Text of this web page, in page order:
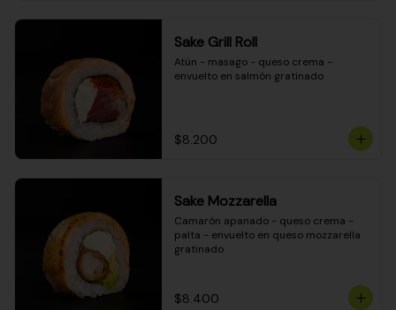
Sake Grill Roll
Atún - masago - queso crema -
envuelto en salmón gratinado
$8.200
Sake Mozzarella
Camarón apanado - queso crema -
palta - envuelto en queso mozzarella
gratinado
$8.400